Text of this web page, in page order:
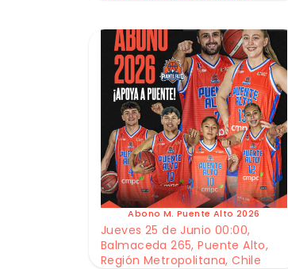
Abono M. Puente Alto 2026
Jueves 25 de Junio 00:00,
Balmaceda 265, Puente Alto,
Región Metropolitana, Chile